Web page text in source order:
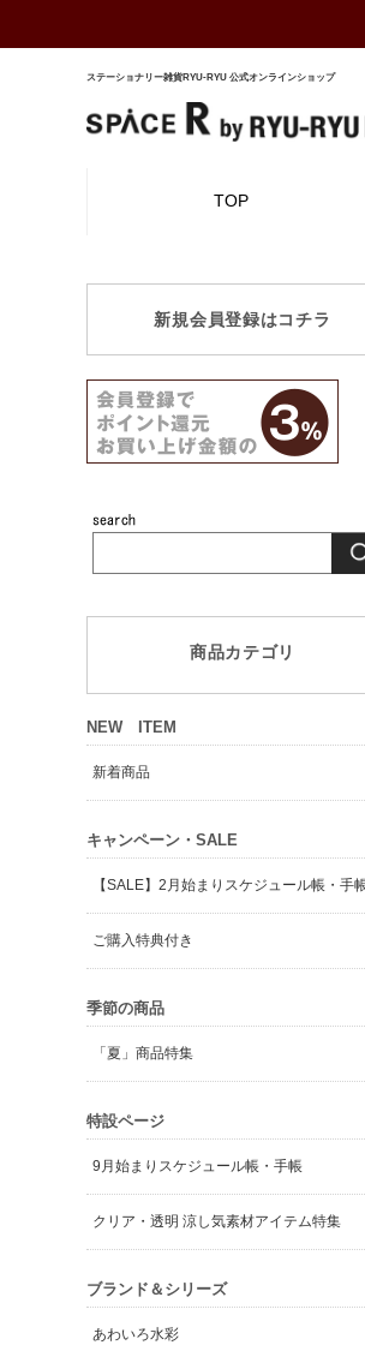
ステーショナリー雑貨RYU-RYU 公式オンラインショップ
TOP
新規会員登録はコチラ
商品カテゴリ
NEW ITEM
新着商品
キャンペーン・SALE
【SALE】2月始まりスケジュール帳・手
ご購入特典付き
季節の商品
「夏」商品特集
特設ページ
9月始まりスケジュール帳・手帳
クリア・透明 涼し気素材アイテム特集
ブランド＆シリーズ
あわいろ水彩